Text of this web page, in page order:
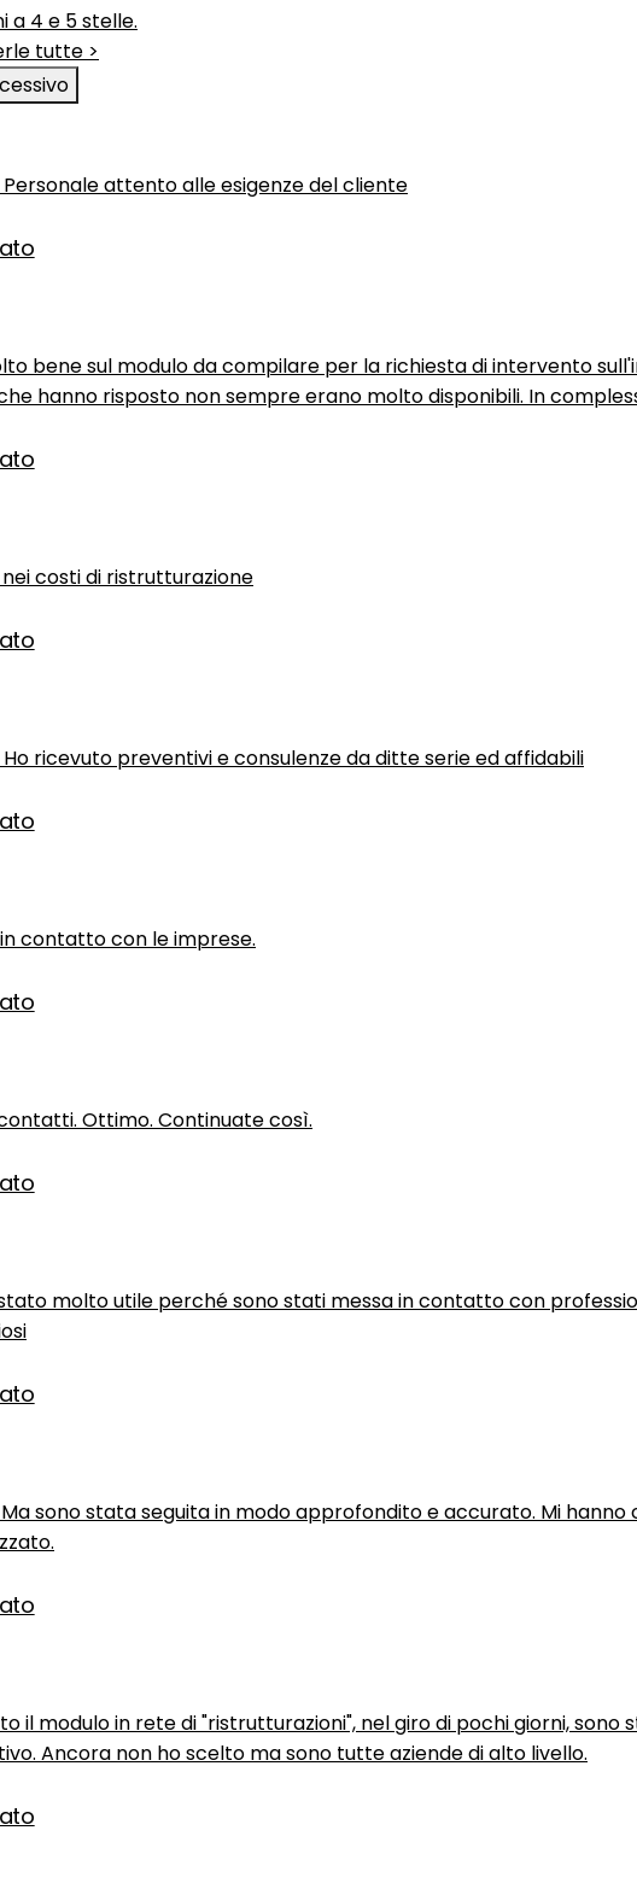
a 4 e 5 stelle.
tutte >
attento alle esigenze del cliente
bene sul modulo da compilare per la richiesta di intervento
hanno risposto non sempre erano molto disponibili. In
costi di ristrutturazione
ricevuto preventivi e consulenze da ditte serie ed affidabili
contatto con le imprese.
Ottimo. Continuate così.
molto utile perché sono stati messa in contatto con
sono stata seguita in modo approfondito e accurato. Mi
il modulo in rete di "ristrutturazioni", nel giro di pochi giorni,
Ancora non ho scelto ma sono tutte aziende di alto livello.